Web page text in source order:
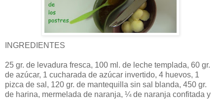
INGREDIENTES
25 gr. de levadura fresca, 100 ml. de leche templada, 60 gr.
de azúcar, 1 cucharada de azúcar invertido, 4 huevos, 1
pizca de sal, 120 gr. de mantequilla sin sal blanda, 450 gr.
de harina, mermelada de naranja, ¼ de naranja confitada y